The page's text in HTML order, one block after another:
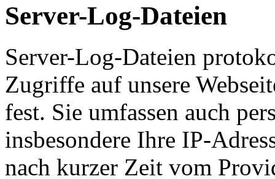
Server-Log-Dateien
Server-Log-Dateien
Zugriffe auf unsere
fest. Sie umfassen auch
insbesondere Ihre IP-
nach kurzer Zeit vom